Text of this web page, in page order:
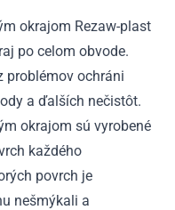
okrajom Rezaw-plast
po celom obvode.
problémov ochráni
a ďalších nečistôt.
okrajom sú vyrobené
každého
povrch je
nešmýkali a